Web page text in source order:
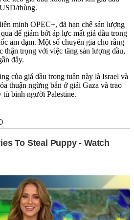
thùng.
minh OPEC+, đã hạn chế sản lượng
để giảm bớt áp lực mất giá dầu trong
ảm đạm. Một số chuyên gia cho rằng
thận trọng với việc tăng sản lượng dầu,
đây.
của giá dầu trong tuần này là Israel và
thuận ngừng bắn ở giải Gaza và trao
binh người Palestine.